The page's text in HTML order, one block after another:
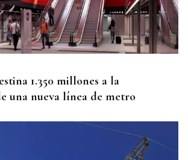
1.350 millones a la
una nueva línea de metro